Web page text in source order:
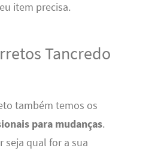
item precisa.
Tancredo
também temos os
para mudanças.
seja qual for a sua